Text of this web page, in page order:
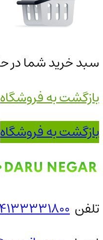
سبد خرید شما در
بازگشت به فروشگاه
بازگشت به فروشگاه
تلفن